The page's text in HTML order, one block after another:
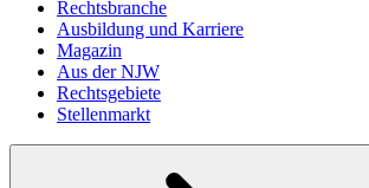
Rechtsbranche
Ausbildung und Karriere
Magazin
Aus der NJW
Rechtsgebiete
Stellenmarkt